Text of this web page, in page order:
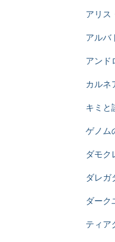
アリス
アルバ
アンド
カルネ
キミと
ゲノム
ダモク
ダレガ
ダーク
ティア